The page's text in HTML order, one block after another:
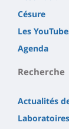
Césure
Les
Agenda
Recherche
Actualités